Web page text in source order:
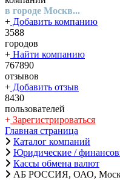
в городе Москв...
+ Добавить компанию
3588
городов
+ Найти компанию
767890
отзывов
+ Добавить отзыв
8430
пользователей
+ Зарегистрироваться
Главная страница
Каталог компаний
Юридические /
Кассы обмена валют
АБ РОССИЯ, ОАО,